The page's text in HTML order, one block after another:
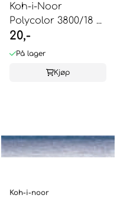
Koh-i-Noor
Polycolor 3800/18 ...
20,-
På lager
Kjøp
Koh-i-noor